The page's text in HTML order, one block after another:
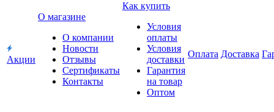
Акции
О магазине
О компании
Новости
Отзывы
Сертификаты
Контакты
Как купить
Условия
оплаты
Условия
доставки
Гарантия
на товар
Оптом
Оплата Доставка